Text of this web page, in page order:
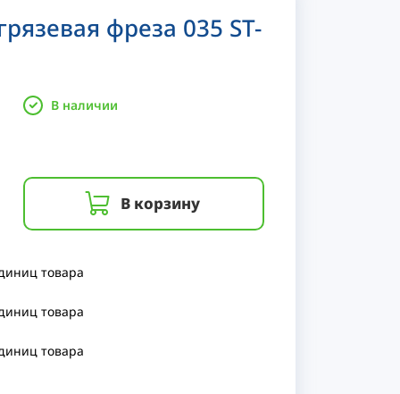
фреза 035 ST-
В наличии
В корзину
товара
товара
товара